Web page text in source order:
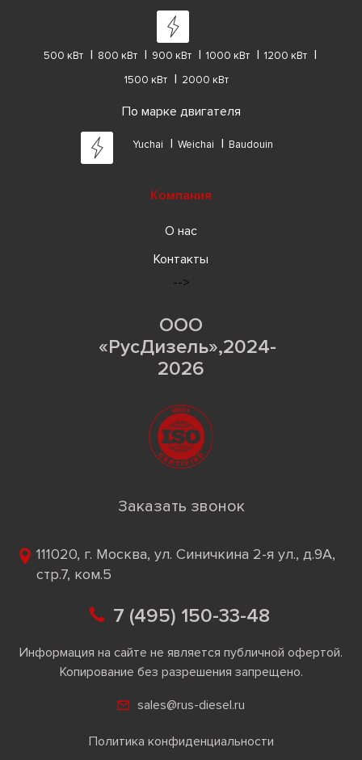
500 кВт 800 кВт 900 кВт 1000 кВт
1200 кВт
1500 кВт
2000 кВт
По марке двигателя
Yuchai Weichai Baudouin
Компания
О нас
Контакты
-->
ООО
«РусДизель»,2024-
2026
Заказать звонок
111020, г. Москва, ул. Синичкина 2-я ул., д.9А,
стр.7, ком.5
7 (495) 150-33-48
Информация на сайте не является публичной офертой.
Копирование без разрешения запрещено.
sales@rus-diesel.ru
Политика конфиденциальности